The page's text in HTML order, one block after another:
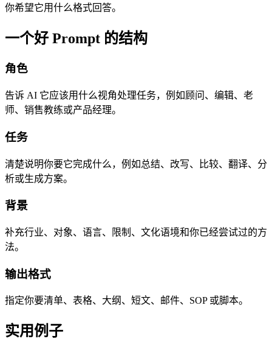
你希望它用什么格式回答。
一个好 Prompt 的结构
角色
告诉 AI 它应该用什么视角处理任务，例如顾问、编辑、老
师、销售教练或产品经理。
任务
清楚说明你要它完成什么，例如总结、改写、比较、翻译、分
析或生成方案。
背景
补充行业、对象、语言、限制、文化语境和你已经尝试过的方
法。
输出格式
指定你要清单、表格、大纲、短文、邮件、SOP 或脚本。
实用例子